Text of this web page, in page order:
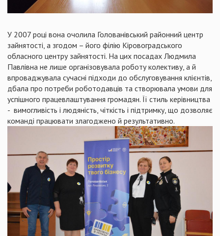
У 2007 році вона очолила Голованівський районний центр
зайнятості, а згодом – його філію Кіровоградського
обласного центру зайнятості. На цих посадах Людмила
Павлівна не лише організовувала роботу колективу, а й
впроваджувала сучасні підходи до обслуговування клієнтів,
дбала про потреби роботодавців та створювала умови для
успішного працевлаштування громадян. Її стиль керівництва
- вимогливість і людяність, чіткість і підтримку, що дозволяє
команді працювати злагоджено й результативно.